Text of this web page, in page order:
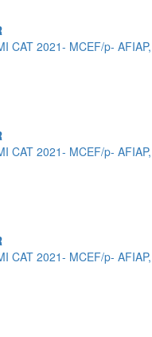
CAT 2021- MCEF/p- AFIAP,
CAT 2021- MCEF/p- AFIAP,
CAT 2021- MCEF/p- AFIAP,